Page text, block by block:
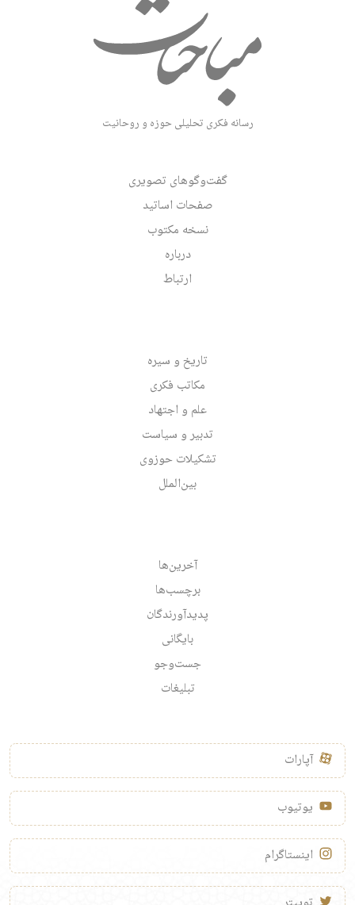
رسانه فکری تحلیلی حوزه و روحانیت
گفت‌وگوهای تصویری
صفحات اساتید
نسخه مکتوب
درباره
ارتباط
تاریخ و سیره
مکاتب فکری
علم و اجتهاد
تدبیر و سیاست
تشکیلات حوزوی
بین‌الملل
آخرین‌ها
برچسب‌ها
پدیدآورندگان
بایگانی
جست‌وجو
تبلیغات
آپارات
یوتیوب
اینستاگرام